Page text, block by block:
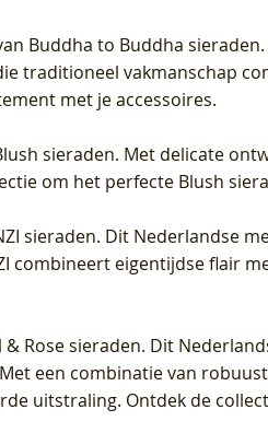
Buddha to Buddha
traditioneel vakmanschap
met je accessoires.
sieraden. Met delicate
om het perfecte Blush
sieraden. Dit Nederlandse
eigentijdse flair
Rose sieraden. Dit
een combinatie van
uitstraling. Ontdek de